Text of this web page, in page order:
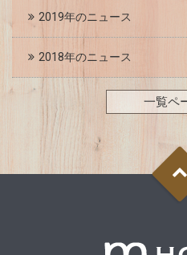
2019年のニュース
2018年のニュース
一覧ペ